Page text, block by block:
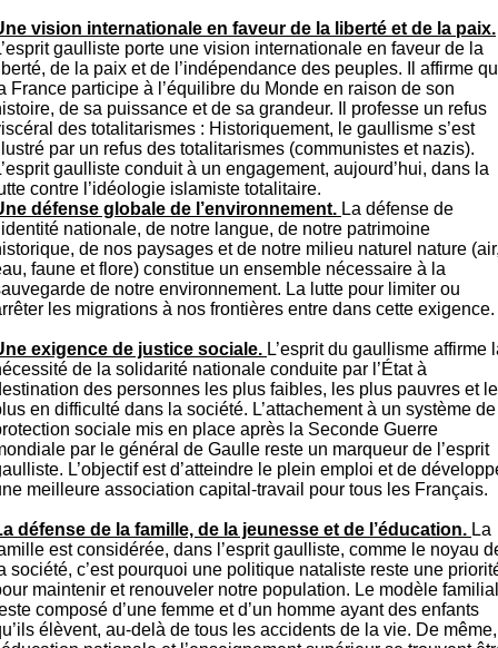
vision internationale en faveur de la liberté et de la paix.
gaulliste porte une vision internationale en faveur de la
de la paix et de l’indépendance des peuples. Il affirme
France participe à l’équilibre du Monde en raison de son
de sa puissance et de sa grandeur. Il professe un refus
des totalitarismes : Historiquement, le gaullisme s’est
par un refus des totalitarismes (communistes et nazis).
gaulliste conduit à un engagement, aujourd’hui, dans la
contre l’idéologie islamiste totalitaire.
défense globale de l’environnement. La défense de
nationale, de notre langue, de notre patrimoine
de nos paysages et de notre milieu naturel nature (air,
faune et flore) constitue un ensemble nécessaire à la
de notre environnement. La lutte pour limiter ou
les migrations à nos frontières entre dans cette exigence.
exigence de justice sociale. L’esprit du gaullisme affirme
de la solidarité nationale conduite par l’État à
des personnes les plus faibles, les plus pauvres et
en difficulté dans la société. L’attachement à un système de
sociale mis en place après la Seconde Guerre
par le général de Gaulle reste un marqueur de l’esprit
L’objectif est d’atteindre le plein emploi et de
meilleure association capital-travail pour tous les Français.
défense de la famille, de la jeunesse et de l’éducation. La
est considérée, dans l’esprit gaulliste, comme le noyau
société, c’est pourquoi une politique nataliste reste une
maintenir et renouveler notre population. Le modèle familial
composé d’une femme et d’un homme ayant des enfants
élèvent, au-delà de tous les accidents de la vie. De même,